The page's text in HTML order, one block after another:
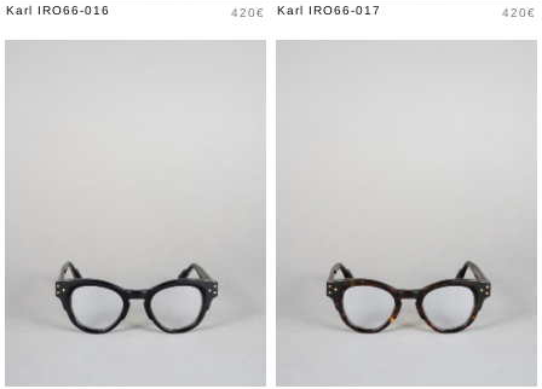
Karl IRO66-016 Prix
420€ Karl IRO66-017 Prix
420€